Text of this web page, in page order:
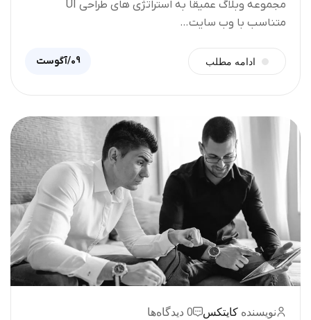
مجموعه وبلاگ عمیقاً به استراتژی های طراحی UI
متناسب با وب سایت…
ادامه مطلب 09/آگوست
نویسنده کایتکس 0 دیدگاه‌ها